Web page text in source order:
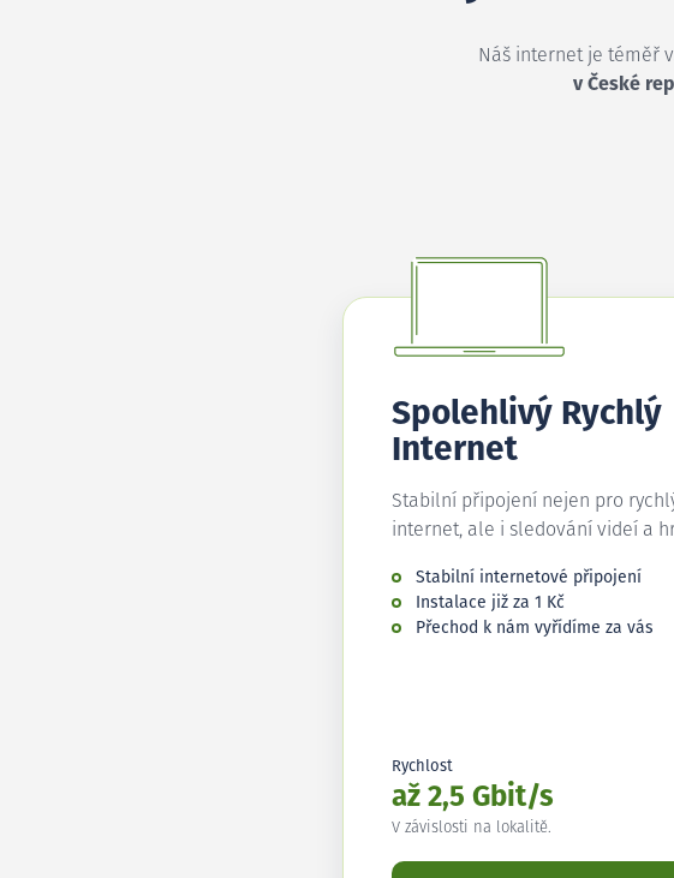
Náš internet je téměř
v České
Spolehlivý Rychlý
Internet
Stabilní připojení nejen pro
internet, ale i sledování videí a
Stabilní internetové připojení
Instalace již za 1 Kč
Přechod k nám vyřídíme za vás
Rychlost
až 2,5 Gbit/s
V závislosti na lokalitě.